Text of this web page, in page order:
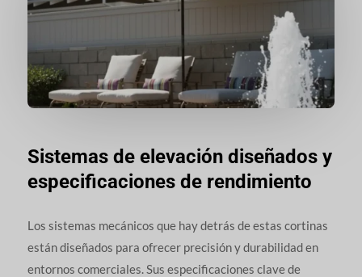
Sistemas de elevación diseñados y
especificaciones de rendimiento
Los sistemas mecánicos que hay detrás de estas cortinas
están diseñados para ofrecer precisión y durabilidad en
entornos comerciales. Sus especificaciones clave de